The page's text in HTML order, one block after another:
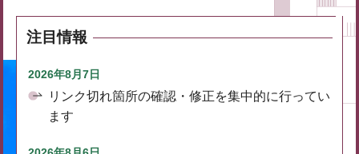
注目情報
2026年8月7日
リンク切れ箇所の確認・修正を集中的に行ってい
ます